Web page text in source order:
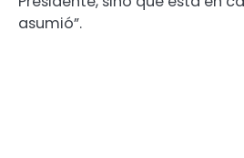
asumió”.